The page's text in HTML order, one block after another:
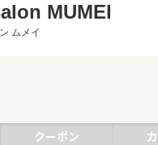
MUMEI
ムメイ
クーポン